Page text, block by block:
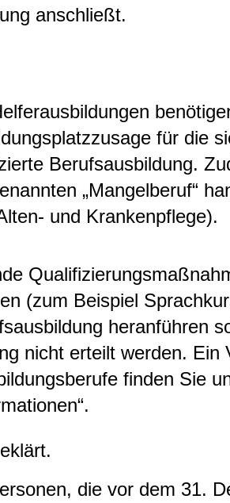
anschließt.
für die
Berufsausbildung.
„Mangelberuf“
und Krankenpflege).
(zum Beispiel
heranführen
nicht erteilt werden. Ein
finden Sie
die vor dem 31.